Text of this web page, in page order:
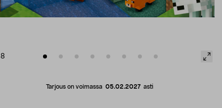
8
Tarjous on voimassa 05.02.2027asti